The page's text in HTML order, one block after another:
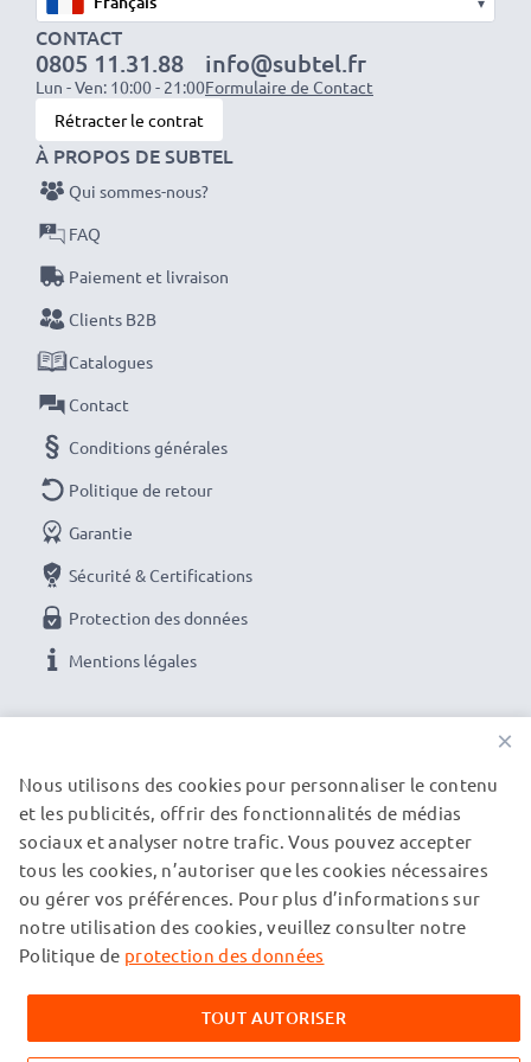
Désignation IEC: SR66 / SR626SW
Dimensions (unité) env.: 2.6 mm × Ø 6.8 mm
Tension: 1.55V
Type de cellule: Primär Silber (Zn / Ag2O)
Capacité: 24 mAh
Quantité: x1
Que vous remplaciez une pile ou que vous fassiez
des réserves, nos piles de montre Varta offrent
des performances fiables et une durée de vie
prolongée. Commandez maintenant – livraison
rapide et garantie 3 ans !
CONTACT
0805 11.31.88
Lun - Ven: 10:00 - 21:00
info@subtel.fr
Formulaire de Contact
Rétracter le contrat
À PROPOS DE SUBTEL
Qui sommes-nous?
FAQ
Paiement et livraison
Clients B2B
Catalogues
Contact
Conditions générales
Politique de retour
Garantie
Sécurité & Certifications
Protection des données
Mentions légales
NOS PARTENAIRES DE LIVRAISON
© subtel.fr 2026
Tous les prix incluent la TVA et excluent les frais de port.
Veuillez noter que toutes les marques citées sont des
mentionnées sur nos pages web uniquement pour fournir des
informations sur nos produits.
×
Nous utilisons des cookies pour personnaliser le contenu
et les publicités, offrir des fonctionnalités de médias
sociaux et analyser notre trafic. Vous pouvez accepter
tous les cookies, n’autoriser que les cookies nécessaires
ou gérer vos préférences. Pour plus d’informations sur
notre utilisation des cookies, veuillez consulter notre
Politique de protection des données
TOUT AUTORISER